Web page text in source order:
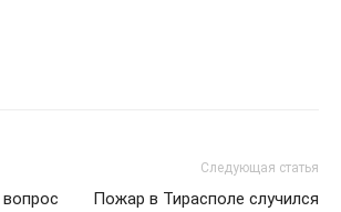
Следующая статья
Пожар в Тирасполе случился